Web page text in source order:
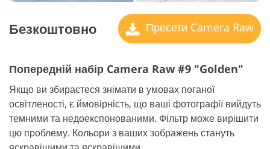
Безкоштовно Пресети Camera Raw
Попередній набір Camera Raw #9 "Golden"
Якщо ви збираєтеся знімати в умовах поганої
освітленості, є ймовірність, що ваші фотографії вийдуть
темними та недоекспонованими. Фільтр може вирішити
цю проблему. Кольори з ваших зображень стануть